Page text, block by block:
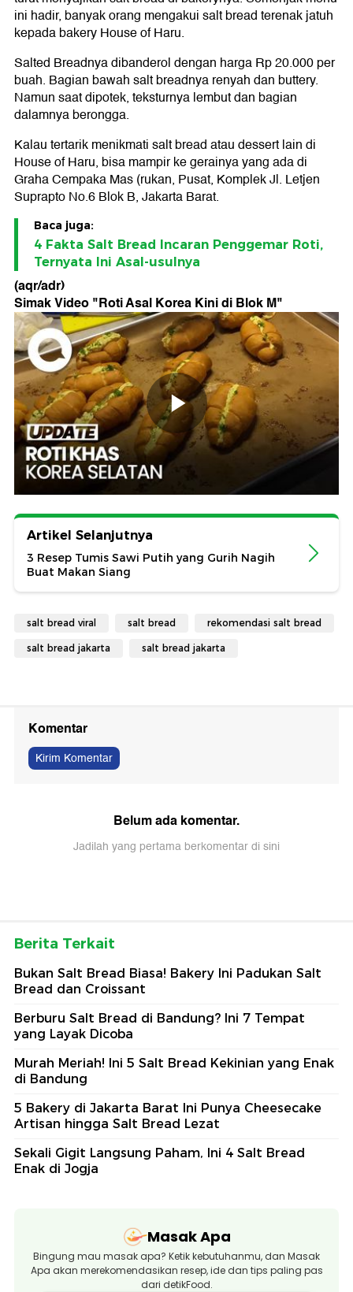
ini hadir, banyak orang mengakui salt bread terenak jatuh
kepada bakery House of Haru.
Salted Breadnya dibanderol dengan harga Rp 20.000 per
buah. Bagian bawah salt breadnya renyah dan buttery.
Namun saat dipotek, teksturnya lembut dan bagian
dalamnya berongga.
Kalau tertarik menikmati salt bread atau dessert lain di
House of Haru, bisa mampir ke gerainya yang ada di
Graha Cempaka Mas (rukan, Pusat, Komplek Jl. Letjen
Suprapto No.6 Blok B, Jakarta Barat.
Baca juga:
4 Fakta Salt Bread Incaran Penggemar Roti,
Ternyata Ini Asal-usulnya
(aqr/adr)
Simak Video "Roti Asal Korea Kini di Blok M"
Artikel Selanjutnya
3 Resep Tumis Sawi Putih yang Gurih Nagih
Buat Makan Siang
salt bread viral salt bread rekomendasi salt bread
salt bread jakarta salt bread jakarta
Komentar
Kirim Komentar
Belum ada komentar.
Jadilah yang pertama berkomentar di sini
Berita Terkait
Bukan Salt Bread Biasa! Bakery Ini Padukan Salt
Bread dan Croissant
Berburu Salt Bread di Bandung? Ini 7 Tempat
yang Layak Dicoba
Murah Meriah! Ini 5 Salt Bread Kekinian yang Enak
di Bandung
5 Bakery di Jakarta Barat Ini Punya Cheesecake
Artisan hingga Salt Bread Lezat
Sekali Gigit Langsung Paham, Ini 4 Salt Bread
Enak di Jogja
Masak Apa
Bingung mau masak apa? Ketik kebutuhanmu, dan Masak
Apa akan merekomendasikan resep, ide dan tips paling pas
dari detikFood.